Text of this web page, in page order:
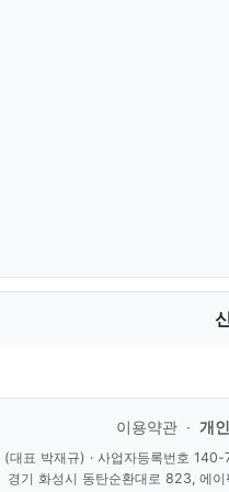
이용약관 · 개
(대표 박재규) · 사업자등록번호
경기 화성시 동탄순환대로 823, 에